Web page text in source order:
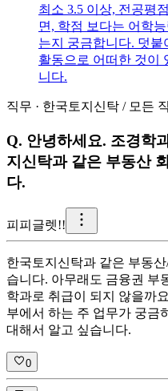
최소 3.5 이상, 전공평
면, 학점 보다는 어학
는지 궁금합니다. 덧붙
활동으로 어떠한 것이
니다.
직무 · 한국토지신탁 / 모든
Q. 안녕하세요. 조경학
지신탁과 같은 부동산
다.
피 피글렛!!
한국토지신탁과 같은 부동
습니다. 아무래도 금융권 부
학과로 취급이 되지 않을까
부에서 하는 주 업무가 궁금
대해서 알고 싶습니다.
0